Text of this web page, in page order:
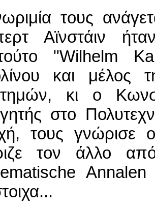
τους
Αϊνστάιν
"Wilhelm
και μέλος
κι ο
στο
τους
τον άλλο